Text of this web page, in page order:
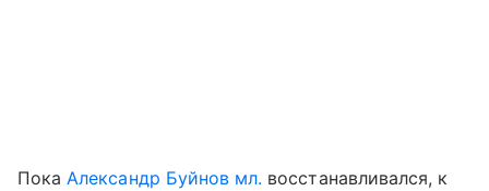
ПокаАлександр Буйнов мл. восстанавливался, к